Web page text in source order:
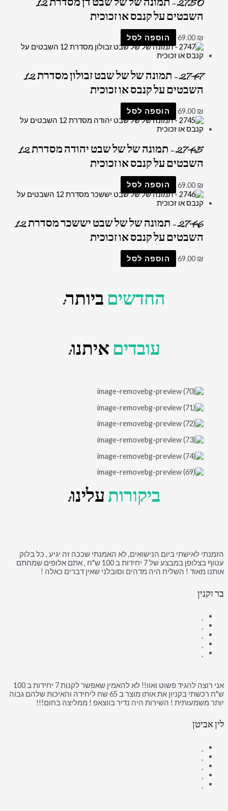
השבטים על קנבס או זכוכית
69.00 ₪ הוספה לסל
2747 – תמונה של של שבט זבולון מסדרת 12
השבטים על קנבס או זכוכית
69.00 ₪ הוספה לסל
2745 – תמונה של של שבט יהודה מסדרת 12
השבטים על קנבס או זכוכית
69.00 ₪ הוספה לסל
2746 – תמונה של של שבט יששכר מסדרת 12
השבטים על קנבס או זכוכית
69.00 ₪ הוספה לסל
החדשיםביותר:
עובדיםאיתנו:
ביקורותעלינו:
הזמנתי לאישתי ביום הנישואים, לא האמנתי שככה זה יגיע , כל בלוק
עטוף בצלופן במבצע של 7 יחידות ב 100 ש"ח , אתם אלופים שמחתם
אותנו מאוד ! השליח היה מדהים וסובלני שאין דברים כאלה !
בר וקנין
אני רוצה להגיד פשוט ואוו!! לא להאמין שאפשר לקנות 7 יחידות ב 100
ש"ח רכשתי בקניון את אותו מוצר ב 65 שח ליחידה והאיכות שלהם גבוה
יותר משמעותית ! השירות היה נדיר בווצאפ ! ממליצה בחום!!!
לין אביטן